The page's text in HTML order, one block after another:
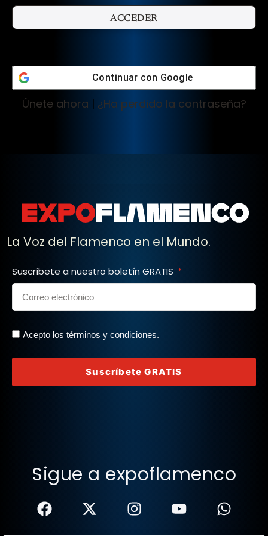
Continuar con Google
Únete ahora | ¿Ha perdido la contraseña?
La Voz del Flamenco en el Mundo.
Suscríbete a nuestro boletín GRATIS
Acepto los términos y condiciones.
Suscríbete GRATIS
Sigue a expoflamenco